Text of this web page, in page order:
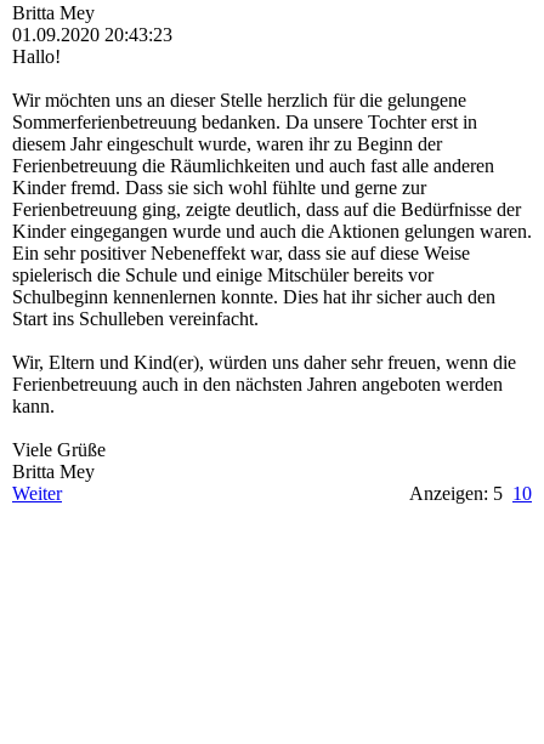
Britta Mey
01.09.2020 20:43:23
Hallo!
Wir möchten uns an dieser Stelle herzlich für die gelungene
Sommerferienbetreuung bedanken. Da unsere Tochter erst in
diesem Jahr eingeschult wurde, waren ihr zu Beginn der
Ferienbetreuung die Räumlichkeiten und auch fast alle anderen
Kinder fremd. Dass sie sich wohl fühlte und gerne zur
Ferienbetreuung ging, zeigte deutlich, dass auf die Bedürfnisse der
Kinder eingegangen wurde und auch die Aktionen gelungen waren.
Ein sehr positiver Nebeneffekt war, dass sie auf diese Weise
spielerisch die Schule und einige Mitschüler bereits vor
Schulbeginn kennenlernen konnte. Dies hat ihr sicher auch den
Start ins Schulleben vereinfacht.
Wir, Eltern und Kind(er), würden uns daher sehr freuen, wenn die
Ferienbetreuung auch in den nächsten Jahren angeboten werden
kann.
Viele Grüße
Britta Mey
Weiter
Anzeigen: 5 10